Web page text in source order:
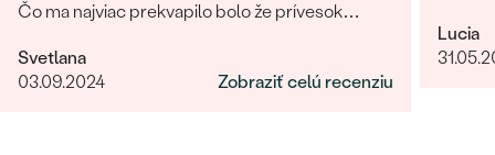
Čo ma najviac prekvapilo bolo že prívesok
Ďakujem Eppi. PS: Určite by som aktualizovala
fotky pri týchto príveskom. V realite je to
Svetlana
03.09.2024
Zobraziť celú recenziu
Lucia